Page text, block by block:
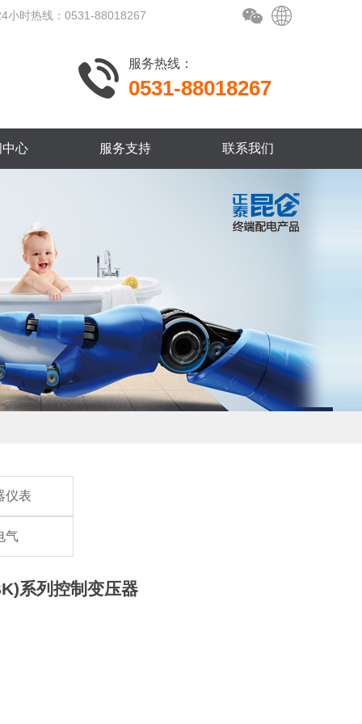
小时热线：0531-88018267
服务热线：
0531-88018267
中心 服务支持 联系我们
仪表
气
系列控制变压器